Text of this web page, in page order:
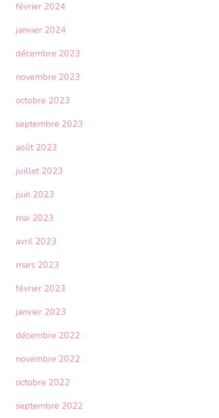
février 2024
janvier 2024
décembre 2023
novembre 2023
octobre 2023
septembre 2023
août 2023
juillet 2023
juin 2023
mai 2023
avril 2023
mars 2023
février 2023
janvier 2023
décembre 2022
novembre 2022
octobre 2022
septembre 2022